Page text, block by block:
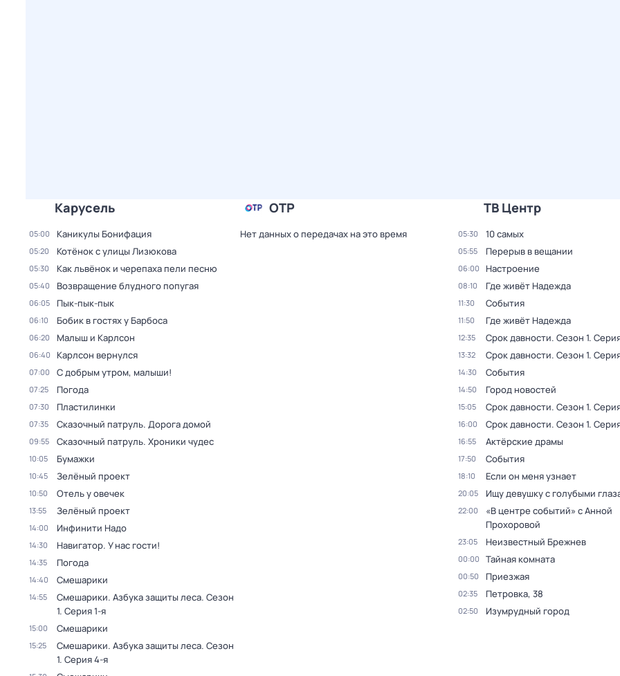
Карусель
05:00 Каникулы Бонифация
05:20 Котёнок с улицы Лизюкова
05:30 Как львёнок и черепаха пели песню
05:40 Возвращение блудного попугая
06:05 Пык-пык-пык
06:10 Бобик в гостях у Барбоса
06:20 Малыш и Карлсон
06:40 Карлсон вернулся
07:00 С добрым утром, малыши!
07:25 Погода
07:30 Пластилинки
07:35 Сказочный патруль. Дорога домой
09:55 Сказочный патруль. Хроники чудес
10:05 Бумажки
10:45 Зелёный проект
10:50 Отель у овечек
13:55 Зелёный проект
14:00 Инфинити Надо
14:30 Навигатор. У нас гости!
14:35 Погода
14:40 Смешарики
14:55 Смешарики. Азбука защиты леса. Сезон
1. Серия 1-я
15:00 Смешарики
15:25 Смешарики. Азбука защиты леса. Сезон
1. Серия 4-я
ОТР
Нет данных о передачах на это время
ТВ Центр
05:30 10 самых
05:55 Перерыв в вещании
06:00 Настроение
08:10 Где живёт Надежда
11:30 События
11:50 Где живёт Надежда
12:35 Срок давности. Сезон 1.
13:32 Срок давности. Сезон 1.
14:30 События
14:50 Город новостей
15:05 Срок давности. Сезон 1.
16:00 Срок давности. Сезон 1.
16:55 Актёрские драмы
17:50 События
18:10 Если он меня узнает
20:05 Ищу девушку с голубыми
22:00
«В центре событий» с Анной
Прохоровой
23:05 Неизвестный Брежнев
00:00 Тайная комната
00:50 Приезжая
02:35 Петровка, 38
02:50 Изумрудный город